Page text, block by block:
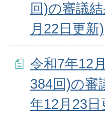
回)の審議
月22日更新)
令和7年12
384回)の審
年12月23日